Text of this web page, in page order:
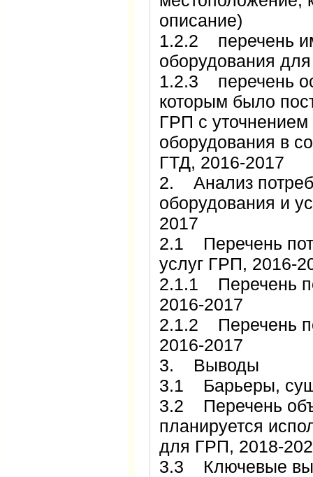
описание)
1.2.2 перечень
оборудования
1.2.3 перечень
которым было
ГРП с
оборудования в
ГТД, 2016-2017
2. Анализ
оборудования и
2017
2.1 Перечень
услуг ГРП, 2016-
2.1.1 Перечень
2016-2017
2.1.2 Перечень
2016-2017
3. Выводы
3.1 Барьеры,
3.2 Перечень
планируется
для ГРП, 2018-202
3.3 Ключевые